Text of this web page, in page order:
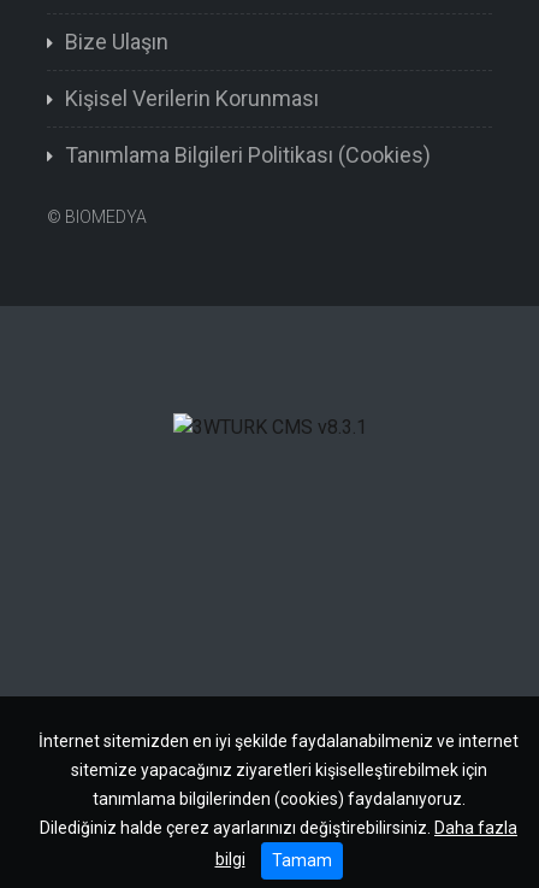
İnternet sitemizden en iyi şekilde faydalanabilmeniz ve internet
sitemize yapacağınız ziyaretleri kişiselleştirebilmek için
tanımlama bilgilerinden (cookies) faydalanıyoruz.
Dilediğiniz halde çerez ayarlarınızı değiştirebilirsiniz. Daha fazla
bilgi
Tamam
Bize Ulaşın
Kişisel Verilerin Korunması
Tanımlama Bilgileri Politikası (Cookies)
© BIOMEDYA